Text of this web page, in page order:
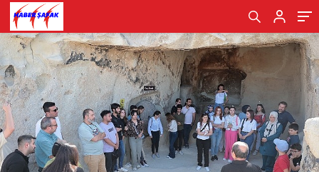
Kayaşehir ve Meryem Ana Kilisesi'ni gezdi-
Haber Şafak